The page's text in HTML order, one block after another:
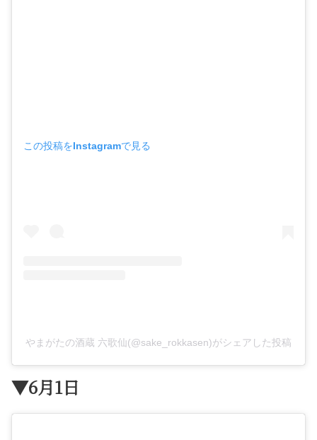
この投稿をInstagramで見る
やまがたの酒蔵 六歌仙(@sake_rokkasen)がシェアした投稿
▼6月1日